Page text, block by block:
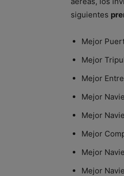
siguientes
Mejor
Mejor
Mejor
Mejor
Mejor
Mejor
Mejor
Mejor